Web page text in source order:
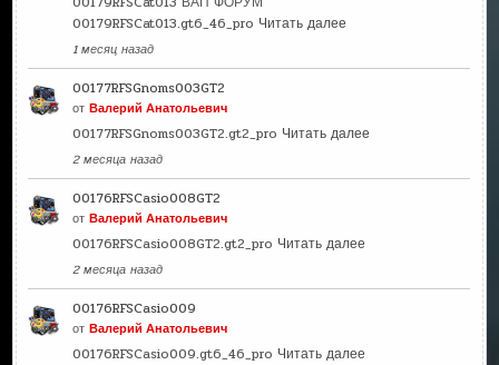
00179RFSCat013.gt6_46_pro Читать далее
1 месяц назад
00177RFSGnoms003GT2
отВалерий Анатольевич
00177RFSGnoms003GT2.gt2_pro Читать далее
2 месяца назад
00176RFSCasio008GT2
отВалерий Анатольевич
00176RFSCasio008GT2.gt2_pro Читать далее
2 месяца назад
00176RFSCasio009
отВалерий Анатольевич
00176RFSCasio009.gt6_46_pro Читать далее